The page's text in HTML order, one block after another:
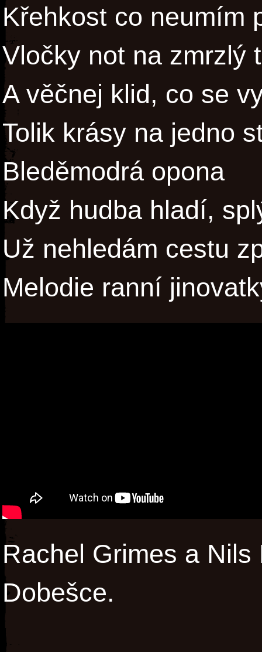
Křehkost co neumím
Vločky not na zmrzlý
A věčnej klid, co se
Tolik krásy na jedno
Bleděmodrá opona
Když hudba hladí,
Už nehledám cestu
Melodie ranní
Rachel Grimes a
Dobešce.